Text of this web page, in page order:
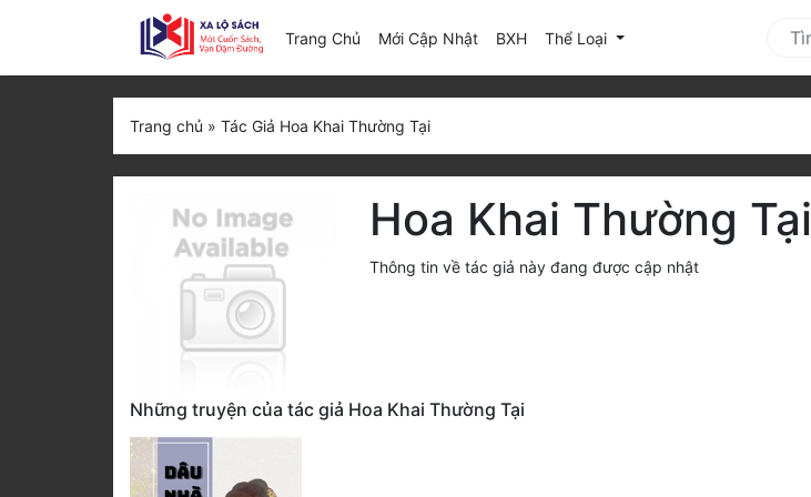
Trang Chủ Mới Cập Nhật(current)
BXH Thể Loại
Trang chủ » Tác Giả Hoa Khai Thường Tại
Hoa Khai Thường Tại
Thông tin về tác giả này đang được cập nhật
Những truyện của tác giả Hoa Khai Thường Tại